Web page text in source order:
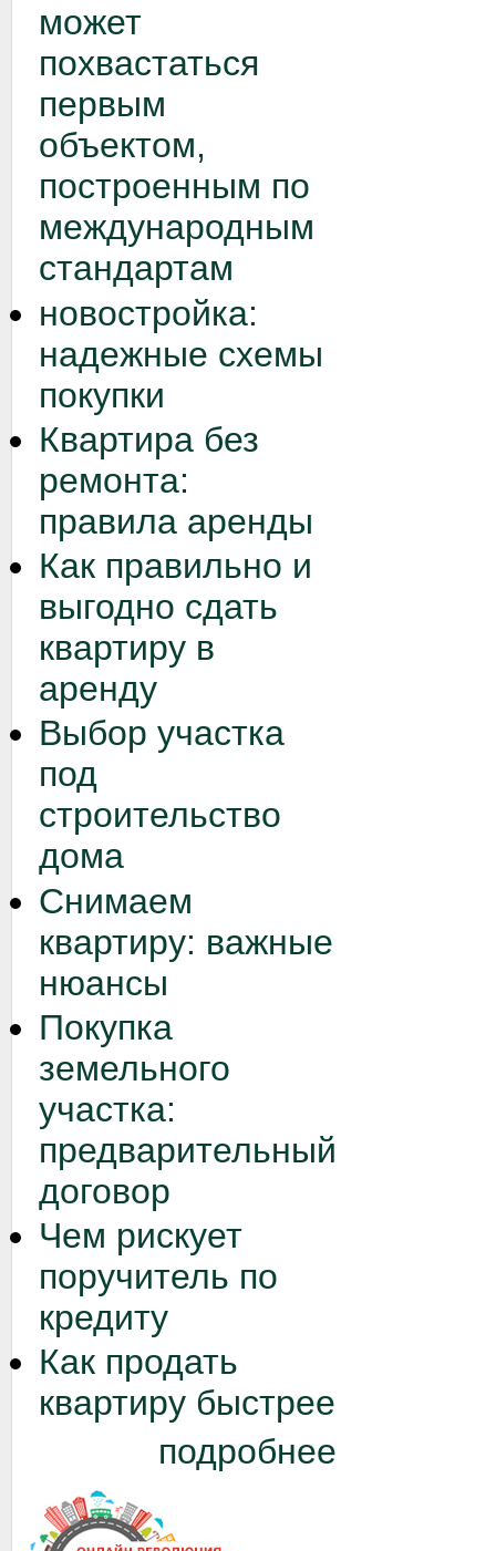
может
похвастаться
первым
объектом,
построенным по
международным
стандартам
новостройка:
надежные схемы
покупки
Квартира без
ремонта:
правила аренды
Как правильно и
выгодно сдать
квартиру в
аренду
Выбор участка
под
строительство
дома
Снимаем
квартиру: важные
нюансы
Покупка
земельного
участка:
предварительный
договор
Чем рискует
поручитель по
кредиту
Как продать
квартиру быстрее
подробнее